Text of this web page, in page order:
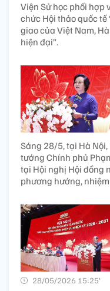
Viện Sử học phối hợp
chức Hội thảo quốc tế
giao của Việt Nam,
hiện đại”.
Sáng 28/5, tại Hà
tướng Chính phủ
tại Hội nghị Hội đồng
phương hướng,
28/05/2026 15:25’